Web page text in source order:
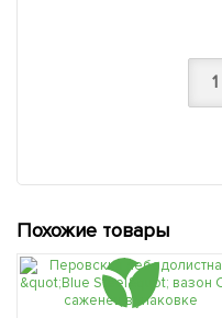
1
Похожие товары